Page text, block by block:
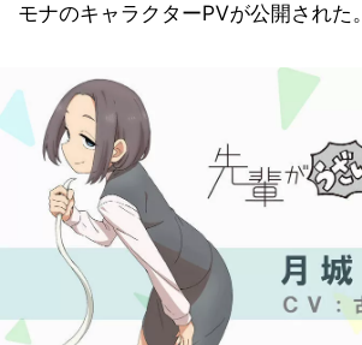
モナのキャラクターPVが公開された。